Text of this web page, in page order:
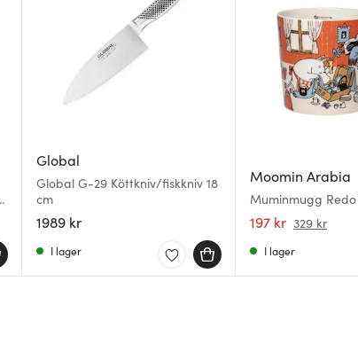
Global
Global G-29 Köttkniv/fiskkniv 18
cm
1989 kr
I lager
Moomin Arabia
Muminmugg
30 cl Sommar 2026
197 kr 329 kr
I lager